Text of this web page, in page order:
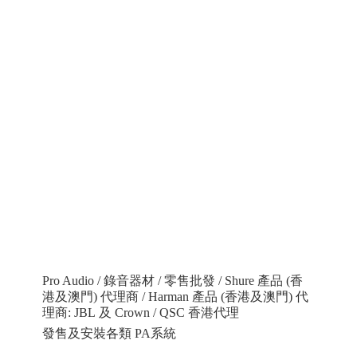
Pro Audio / 錄音器材 / 零售批發 / Shure 產品 (香
港及澳門) 代理商 / Harman 產品 (香港及澳門) 代
理商: JBL 及 Crown / QSC 香港代理
發售及安裝各類 PA系統